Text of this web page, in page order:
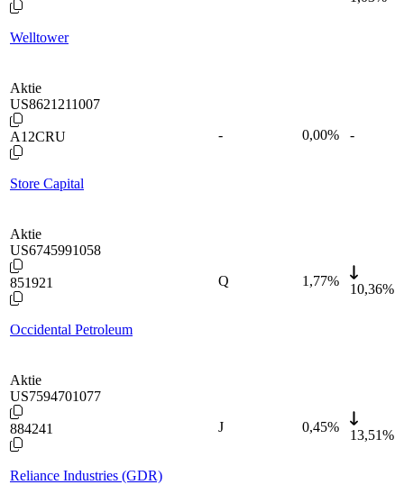
Welltower
Aktie
US8621211007
A12CRU
Store Capital
- 0,00% -
Aktie
US6745991058
851921
Occidental Petroleum
Q 1,77%
10,36%
Aktie
US7594701077
884241
Reliance Industries (GDR)
J 0,45%
13,51%